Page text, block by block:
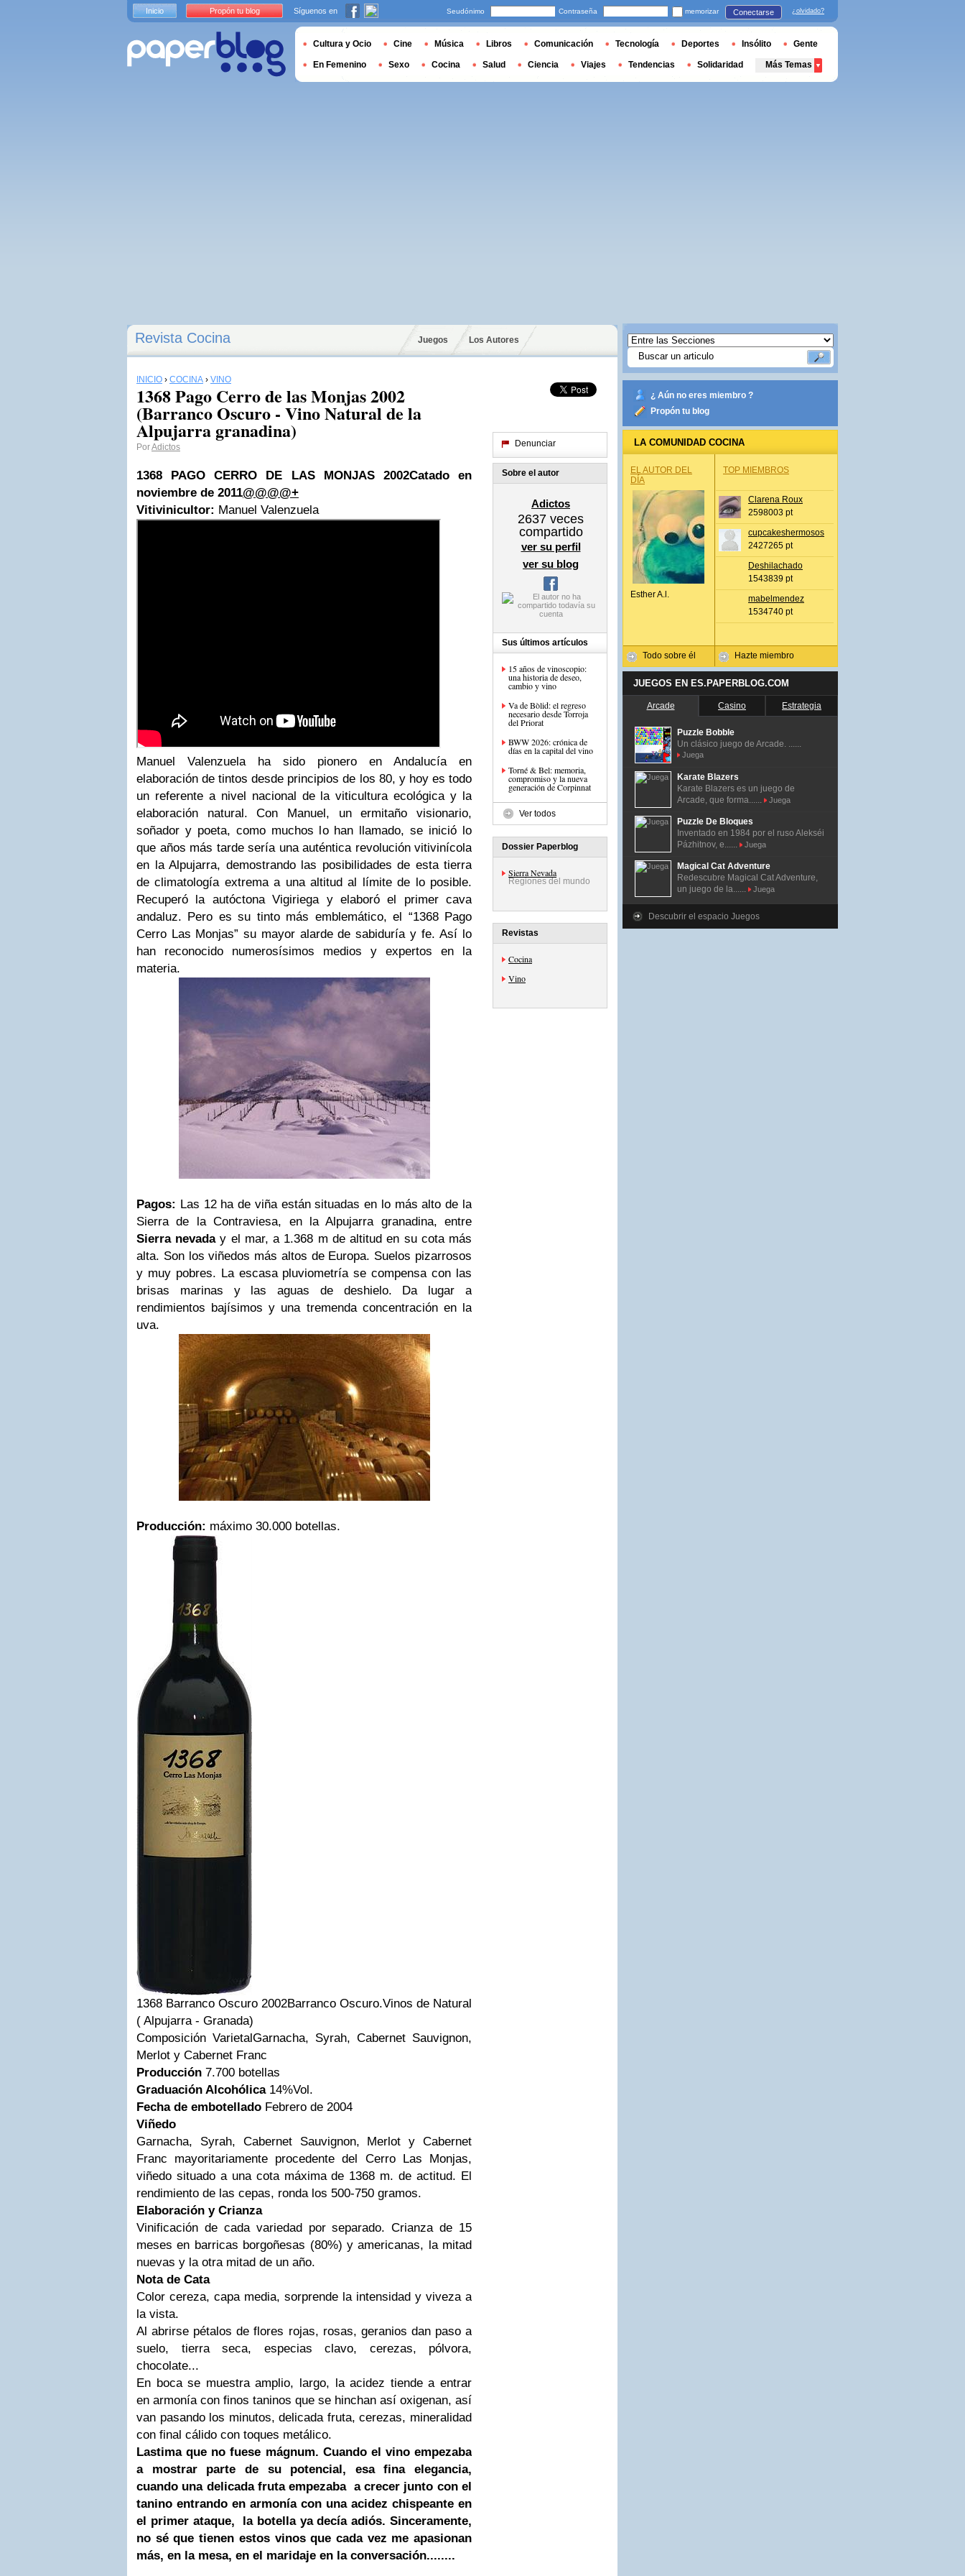
Revista Cocina Juegos Los Autores
INICIO › COCINA › VINO
1368 Pago Cerro de las Monjas 2002
(Barranco Oscuro - Vino Natural de la
Alpujarra granadina)
PorAdictos
1368 PAGO CERRO DE LAS MONJAS 2002Catado en
noviembre de 2011@@@@+
Vitivinicultor: Manuel Valenzuela
Manuel Valenzuela ha sido pionero en Andalucía en
elaboración de tintos desde principios de los 80, y hoy es todo
un referente a nivel nacional de la viticultura ecológica y la
elaboración natural. Con Manuel, un ermitaño visionario,
soñador y poeta, como muchos lo han llamado, se inició lo
que años más tarde sería una auténtica revolución vitivinícola
en la Alpujarra, demostrando las posibilidades de esta tierra
de climatología extrema a una altitud al límite de lo posible.
Recuperó la autóctona Vigiriega y elaboró el primer cava
andaluz. Pero es su tinto más emblemático, el “1368 Pago
Cerro Las Monjas” su mayor alarde de sabiduría y fe. Así lo
han reconocido numerosísimos medios y expertos en la
materia.
Pagos: Las 12 ha de viña están situadas en lo más alto de la
Sierra de la Contraviesa, en la Alpujarra granadina, entre
Sierra nevaday el mar, a 1.368 m de altitud en su cota más
alta. Son los viñedos más altos de Europa. Suelos pizarrosos
y muy pobres. La escasa pluviometría se compensa con las
brisas marinas y las aguas de deshielo. Da lugar a
rendimientos bajísimos y una tremenda concentración en la
uva.
Producción: máximo 30.000 botellas.
1368 Barranco Oscuro 2002Barranco Oscuro.Vinos de Natural
( Alpujarra - Granada)
Composición VarietalGarnacha, Syrah, Cabernet Sauvignon,
Merlot y Cabernet Franc
Producción 7.700 botellas
Graduación Alcohólica14%Vol.
Fecha de embotellado Febrero de 2004
Viñedo
Garnacha, Syrah, Cabernet Sauvignon, Merlot y Cabernet
Franc mayoritariamente procedente del Cerro Las Monjas,
viñedo situado a una cota máxima de 1368 m. de actitud. El
rendimiento de las cepas, ronda los 500-750 gramos.
Elaboración y Crianza
Vinificación de cada variedad por separado. Crianza de 15
meses en barricas borgoñesas (80%) y americanas, la mitad
nuevas y la otra mitad de un año.
Nota de Cata
Color cereza, capa media, sorprende la intensidad y viveza a
la vista.
Al abrirse pétalos de flores rojas, rosas, geranios dan paso a
suelo, tierra seca, especias clavo, cerezas, pólvora,
chocolate...
En boca se muestra amplio, largo, la acidez tiende a entrar
en armonía con finos taninos que se hinchan así oxigenan, así
van pasando los minutos, delicada fruta, cerezas, mineralidad
con final cálido con toques metálico.
Lastima que no fuese mágnum. Cuando el vino empezaba
a mostrar parte de su potencial, esa fina elegancia,
cuando una delicada fruta empezaba a crecer junto con el
tanino entrando en armonía con una acidez chispeante en
el primer ataque, la botella ya decía adiós. Sinceramente,
no sé que tienen estos vinos que cada vez me apasionan
más, en la mesa, en el maridaje en la conversación........
Denunciar
Sobre el autor
Adictos
2637 veces
compartido
ver su perfil
ver su blog
Sus últimos artículos
15 años de vinoscopio:
una historia de deseo,
cambio y vino
Va de Bòlid: el regreso
necesario desde Torroja
del Priorat
BWW 2026: crónica de
días en la capital del vino
Torné & Bel: memoria,
compromiso y la nueva
generación de Corpinnat
Ver todos
Dossier Paperblog
Sierra Nevada
Regiones del mundo
Revistas
Cocina
Vino
¿ Aún no eres miembro ?
Propón tu blog
LA COMUNIDAD COCINA
EL AUTOR DEL
DÍA
Esther A.l.
Todo sobre él
TOP MIEMBROS
Clarena Roux
2598003 pt
cupcakeshermosos
2427265 pt
Deshilachado
1543839 pt
mabelmendez
1534740 pt
Hazte miembro
JUEGOS EN ES.PAPERBLOG.COM
Arcade Casino Estrategia
Puzzle Bobble
Un clásico juego de Arcade. ......
Juega
Karate Blazers
Karate Blazers es un juego de
Arcade, que forma......
Juega
Puzzle De Bloques
Inventado en 1984 por el ruso Alekséi
Pázhitnov, e......
Juega
Magical Cat Adventure
Redescubre Magical Cat Adventure,
un juego de la......
Juega
Descubrir el espacio Juegos
Inicio Propón tu blog Síguenos en Seudónimo Contraseña memorizar Conectarse ¿olvidado?
Cultura y Ocio Cine Música Libros Comunicación Tecnología Deportes Insólito Gente
En Femenino Sexo Cocina Salud Ciencia Viajes Tendencias Solidaridad Más Temas